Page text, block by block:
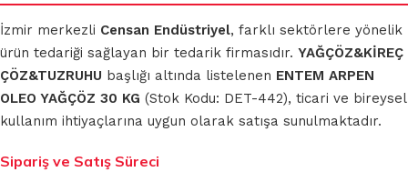
İzmir merkezli Censan Endüstriyel, farklı sektörlere yönelik
ürün tedariği sağlayan bir tedarik firmasıdır. YAĞÇÖZ&KİREÇ
ÇÖZ&TUZRUHU başlığı altında listelenen ENTEM ARPEN
OLEO YAĞÇÖZ 30 KG (Stok Kodu: DET-442), ticari ve bireysel
kullanım ihtiyaçlarına uygun olarak satışa sunulmaktadır.
Sipariş ve Satış Süreci